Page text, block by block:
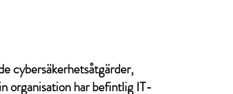
cybersäkerhetsåtgärder,
organisation har befintlig IT-